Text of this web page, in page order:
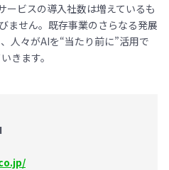
ービスの導入社数は増えているも
ません。既存事業のさらなる発展
人々がAIを“当たり前に”活用で
きます。